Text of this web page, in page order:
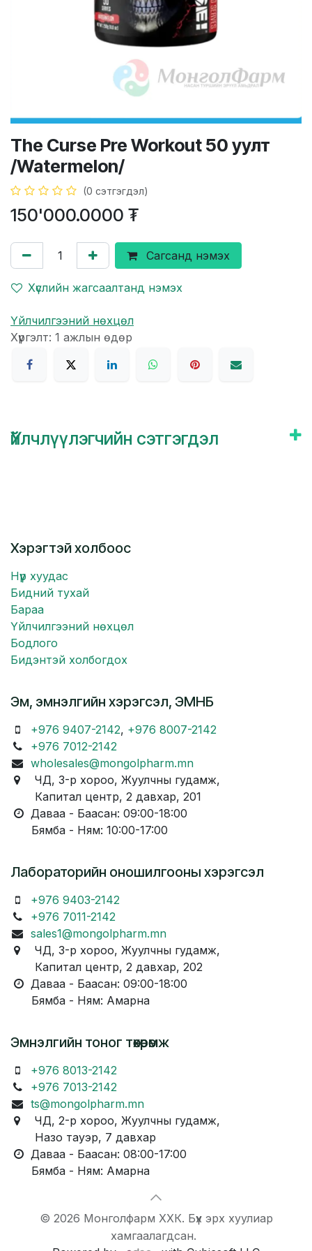
The Curse Pre Workout 50 уулт
/Watermelon/
(0 сэтгэгдэл)
150'000.0000 ₮
Сагсанд нэмэх
Хүслийн жагсаалтанд нэмэх
Үйлчилгээний нөхцөл
Хүргэлт: 1 ажлын өдөр
Үйлчлүүлэгчийн сэтгэгдэл
Хэрэгтэй холбоос
Нүүр хуудас
Бидний тухай
Бараа
Үйлчилгээний нөхцөл
Бодлого
Бидэнтэй холбогдох
Эм, эмнэлгийн хэрэгсэл, ЭМНБ
+976 9407-2142, +976 8007-2142
+976 7012-2142
wholesales@mongolpharm.mn
ЧД, 3-р хороо, Жуулчны гудамж,
Капитал центр, 2 давхар, 201
Даваа - Баасан: 09:00-18:00
Бямба - Ням: 10:00-17:00
Лабораторийн оношилгооны хэрэгсэл
+976 9403-2142
+976 7011-2142
sales1@mongolpharm.mn
ЧД, 3-р хороо, Жуулчны гудамж,
Капитал центр, 2 давхар, 202
Даваа - Баасан: 09:00-18:00
Бямба - Ням: Амарна
Эмнэлгийн тоног төхөөрөмж
+976 8013-2142
+976 7013-2142
ts@mongolpharm.mn
ЧД, 2-р хороо, Жуулчны гудамж,
Назо тауэр, 7 давхар
Даваа - Баасан: 08:00-17:00
Бямба - Ням: Амарна
© 2026 Монголфарм ХХК. Бүх эрх хуулиар
хамгаалагдсан.